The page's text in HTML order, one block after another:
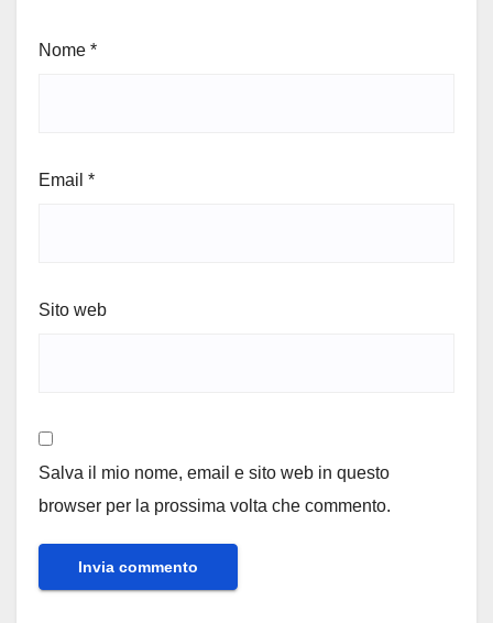
Nome *
Email *
Sito web
Salva il mio nome, email e sito web in questo
browser per la prossima volta che commento.